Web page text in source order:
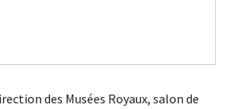
des Musées Royaux, salon de